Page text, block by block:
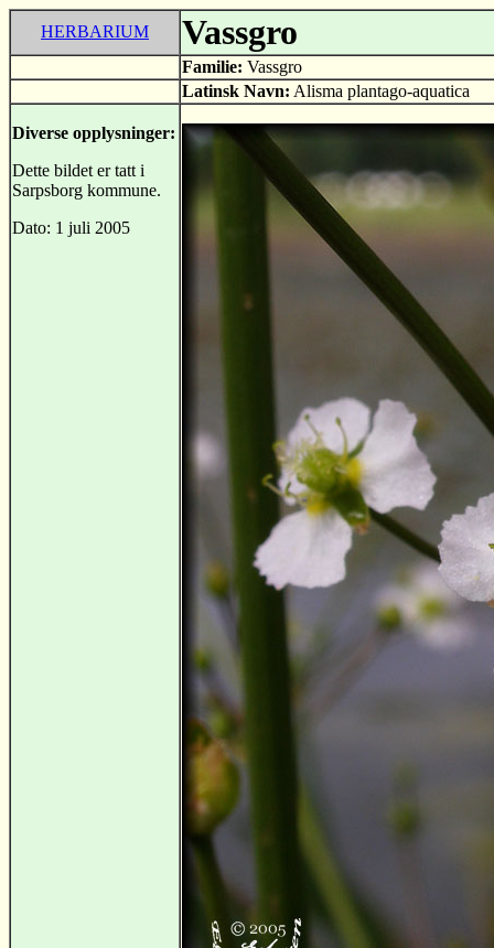
HERBARIUM Vassgro
Familie: Vassgro
Latinsk Navn: Alisma plantago-aquatica
Diverse opplysninger:
Dette bildet er tatt i
Sarpsborg kommune.
Dato: 1 juli 2005